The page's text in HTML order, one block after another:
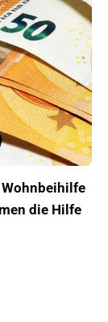
die Hilfe